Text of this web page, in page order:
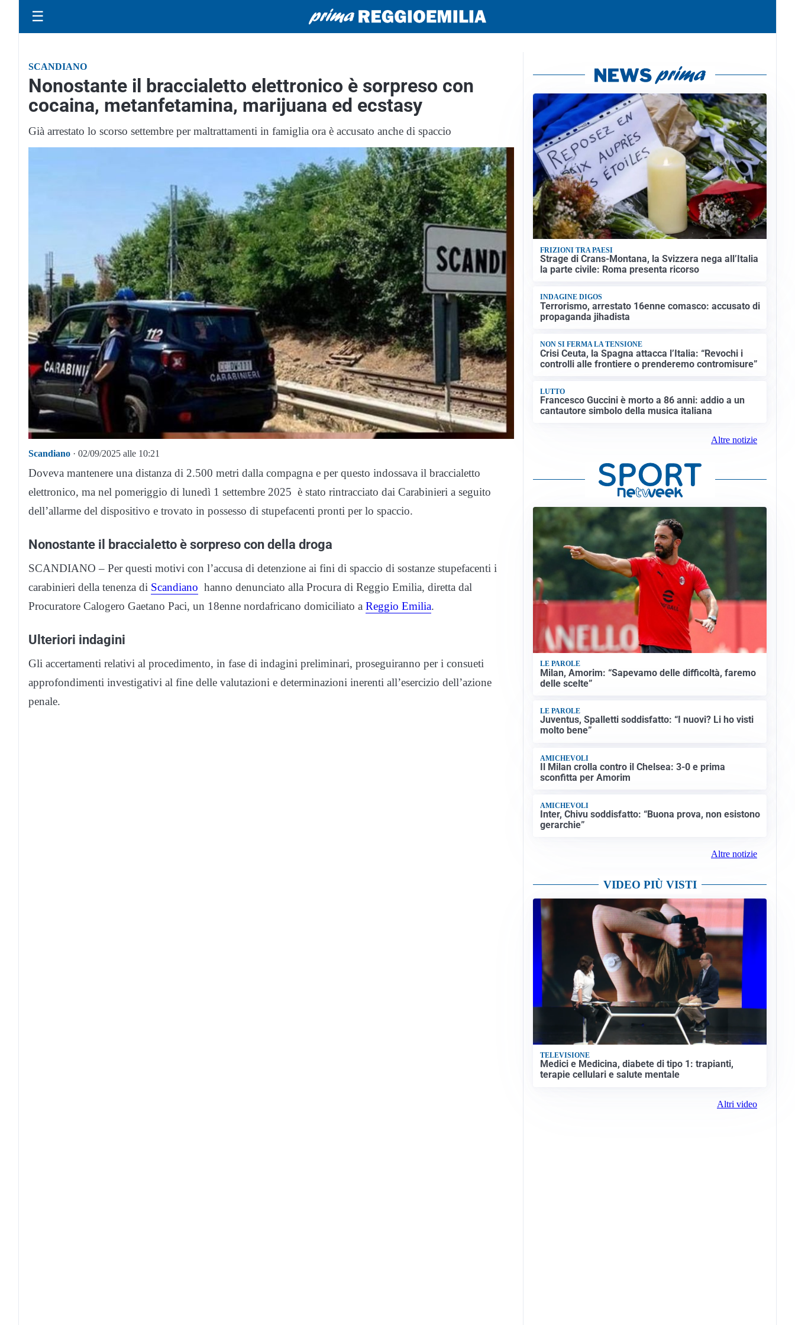
☰
SCANDIANO
Nonostante il braccialetto elettronico è sorpreso con
cocaina, metanfetamina, marijuana ed ecstasy
Già arrestato lo scorso settembre per maltrattamenti in famiglia ora è accusato anche di spaccio
Scandiano · 02/09/2025 alle 10:21
Doveva mantenere una distanza di 2.500 metri dalla compagna e per questo indossava il braccialetto
elettronico, ma nel pomeriggio di lunedì 1 settembre 2025 è stato rintracciato dai Carabinieri a seguito
dell’allarme del dispositivo e trovato in possesso di stupefacenti pronti per lo spaccio.
Nonostante il braccialetto è sorpreso con della droga
SCANDIANO – Per questi motivi con l’accusa di detenzione ai fini di spaccio di sostanze stupefacenti i
carabinieri della tenenza di Scandiano hanno denunciato alla Procura di Reggio Emilia, diretta dal
Procuratore Calogero Gaetano Paci, un 18enne nordafricano domiciliato a Reggio Emilia.
Ulteriori indagini
Gli accertamenti relativi al procedimento, in fase di indagini preliminari, proseguiranno per i consueti
approfondimenti investigativi al fine delle valutazioni e determinazioni inerenti all’esercizio dell’azione
penale.
FRIZIONI TRA PAESI
Strage di Crans-Montana, la Svizzera nega all’Italia
la parte civile: Roma presenta ricorso
INDAGINE DIGOS
Terrorismo, arrestato 16enne comasco: accusato di
propaganda jihadista
NON SI FERMA LA TENSIONE
Crisi Ceuta, la Spagna attacca l’Italia: “Revochi i
controlli alle frontiere o prenderemo contromisure”
LUTTO
Francesco Guccini è morto a 86 anni: addio a un
cantautore simbolo della musica italiana
Altre notizie
LE PAROLE
Milan, Amorim: “Sapevamo delle difficoltà, faremo
delle scelte”
LE PAROLE
Juventus, Spalletti soddisfatto: “I nuovi? Li ho visti
molto bene”
AMICHEVOLI
Il Milan crolla contro il Chelsea: 3-0 e prima
sconfitta per Amorim
AMICHEVOLI
Inter, Chivu soddisfatto: “Buona prova, non esistono
gerarchie”
Altre notizie
VIDEO PIÙ VISTI
TELEVISIONE
Medici e Medicina, diabete di tipo 1: trapianti,
terapie cellulari e salute mentale
Altri video